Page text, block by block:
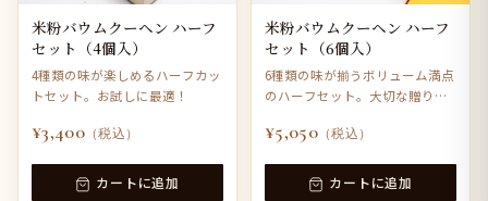
米粉バウムクーヘン ハーフ
セット（4個入）
4種類の味が楽しめるハーフカッ
トセット。お試しに最適！
¥3,400 （税込）
カートに追加
米粉バウムクーヘン ハーフ
セット（6個入）
6種類の味が揃うボリューム満点
のハーフセット。大切な贈り物
¥5,050 （税込）
カートに追加